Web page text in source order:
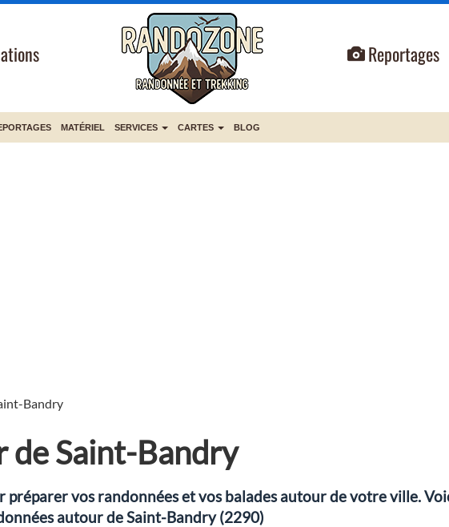
Reportages
MATÉRIEL SERVICES CARTES BLOG
Bandry
de Saint-Bandry
vos randonnées et vos balades autour de votre ville.
autour de Saint-Bandry (2290)